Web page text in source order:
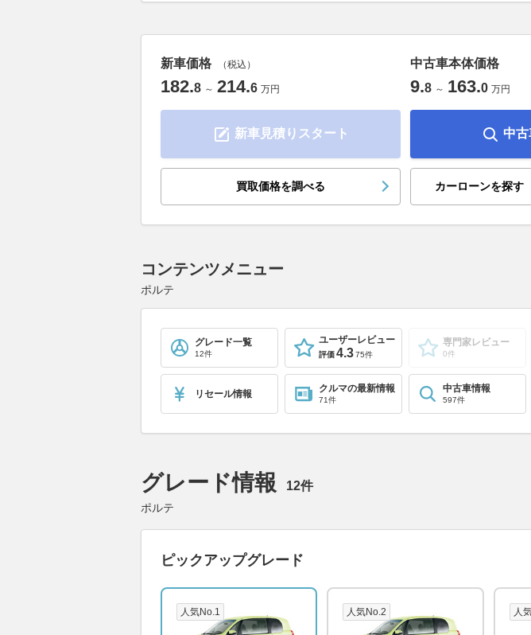
新車価格 （税込）
182.8 ～ 214.6 万円
新車見積りスタート
中古車本体価格
9.8 ～ 163.0 万円
中
買取価格を調べる カーローンを探す
コンテンツメニュー
ポルテ
グレード一覧
12件
ユーザーレビュー
評価4.375件
専門家レビュー
0件
リセール情報 クルマの最新情報
71件
中古車情報
597件
グレード情報 12件
ポルテ
ピックアップグレード
人気No.1 人気No.2 人